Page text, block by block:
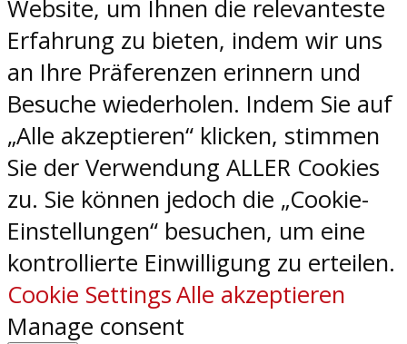
Website, um Ihnen die relevanteste
Erfahrung zu bieten, indem wir uns
an Ihre Präferenzen erinnern und
Besuche wiederholen. Indem Sie auf
„Alle akzeptieren“ klicken, stimmen
Sie der Verwendung ALLER Cookies
zu. Sie können jedoch die „Cookie-
Einstellungen“ besuchen, um eine
kontrollierte Einwilligung zu erteilen.
Cookie SettingsAlle akzeptieren
Manage consent